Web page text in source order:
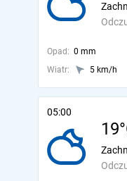
Opad: 0 mm
Wiatr:
5 km/h
05:00